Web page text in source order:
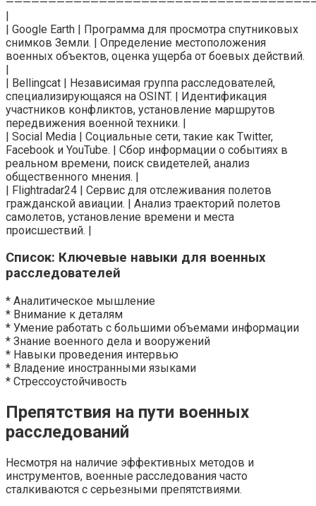
|
| Google Earth | Программа для просмотра спутниковых
снимков Земли. | Определение местоположения
военных объектов, оценка ущерба от боевых действий.
|
| Bellingcat | Независимая группа расследователей,
специализирующаяся на OSINT. | Идентификация
участников конфликтов, установление маршрутов
передвижения военной техники. |
| Social Media | Социальные сети, такие как Twitter,
Facebook и YouTube. | Сбор информации о событиях в
реальном времени, поиск свидетелей, анализ
общественного мнения. |
| Flightradar24 | Сервис для отслеживания полетов
гражданской авиации. | Анализ траекторий полетов
самолетов, установление времени и места
происшествий. |
Список: Ключевые навыки для военных
расследователей
* Аналитическое мышление
* Внимание к деталям
* Умение работать с большими объемами информации
* Знание военного дела и вооружений
* Навыки проведения интервью
* Владение иностранными языками
* Стрессоустойчивость
Препятствия на пути военных
расследований
Несмотря на наличие эффективных методов и
инструментов, военные расследования часто
сталкиваются с серьезными препятствиями.